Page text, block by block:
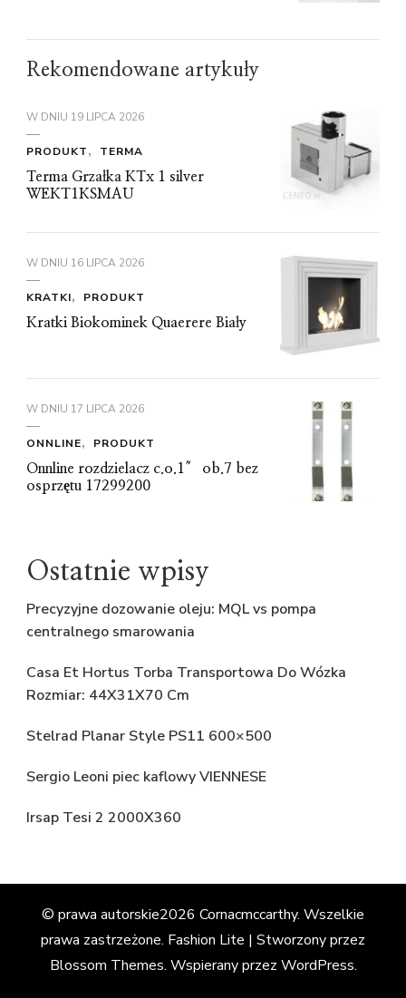
Rekomendowane artykuły
W DNIU 19 LIPCA 2026
PRODUKT
TERMA
Terma Grzałka KTx 1 silver
WEKT1KSMAU
W DNIU 16 LIPCA 2026
KRATKI
PRODUKT
Kratki Biokominek Quaerere Biały
W DNIU 17 LIPCA 2026
ONNLINE
PRODUKT
Onnline rozdzielacz c.o.1″ ob.7 bez
osprzętu 17299200
Ostatnie wpisy
Precyzyjne dozowanie oleju: MQL vs pompa
centralnego smarowania
Casa Et Hortus Torba Transportowa Do Wózka
Rozmiar: 44X31X70 Cm
Stelrad Planar Style PS11 600×500
Sergio Leoni piec kaflowy VIENNESE
Irsap Tesi 2 2000X360
© prawa autorskie2026 Cornacmccarthy. Wszelkie
prawa zastrzeżone. Fashion Lite | Stworzony przez
Blossom Themes. Wspierany przez WordPress.